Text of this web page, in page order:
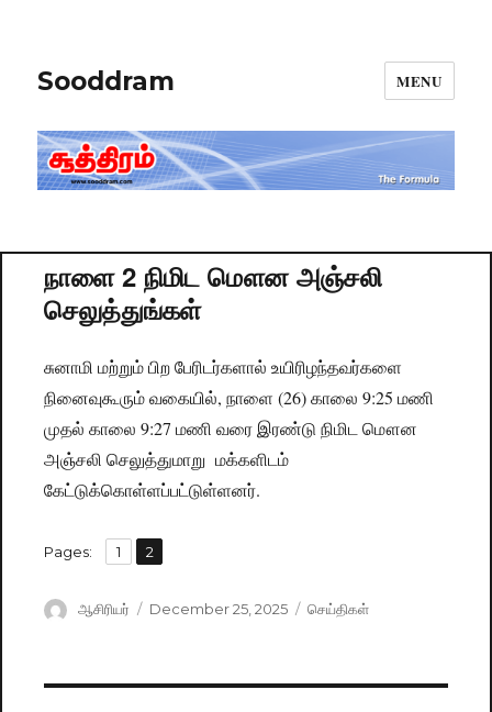
Sooddram MENU
நாளை 2 நிமிட மௌன அஞ்சலி
செலுத்துங்கள்
சுனாமி மற்றும் பிற பேரிடர்களால் உயிரிழந்தவர்களை
நினைவுகூரும் வகையில், நாளை (26) காலை 9:25 மணி
முதல் காலை 9:27 மணி வரை இரண்டு நிமிட மௌன
அஞ்சலி செலுத்துமாறு மக்களிடம்
கேட்டுக்கொள்ளப்பட்டுள்ளனர்.
Pages: Page
1 ,
Page
2
Author
ஆசிரியர்
Posted
December 25, 2025 Categories
செய்திகள்